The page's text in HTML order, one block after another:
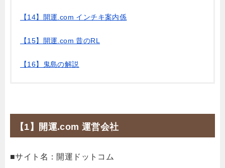
【14】開運.com インチキ案内係
【15】開運.com 昔のRL
【16】鬼島の解説
【1】開運.com 運営会社
■サイト名：開運ドットコム